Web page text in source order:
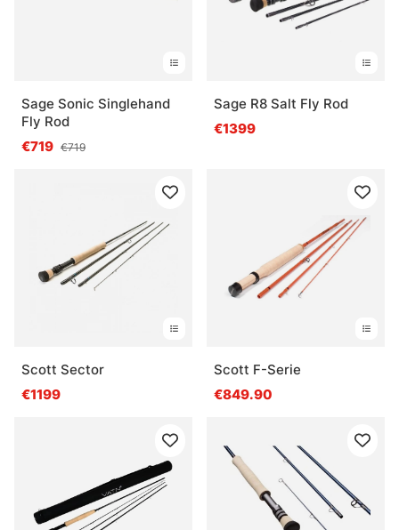
Sage Sonic Singlehand
Fly Rod
€719 €719
Sage R8 Salt Fly Rod
€1399
Scott Sector
€1199
Scott F-Serie
€849.90